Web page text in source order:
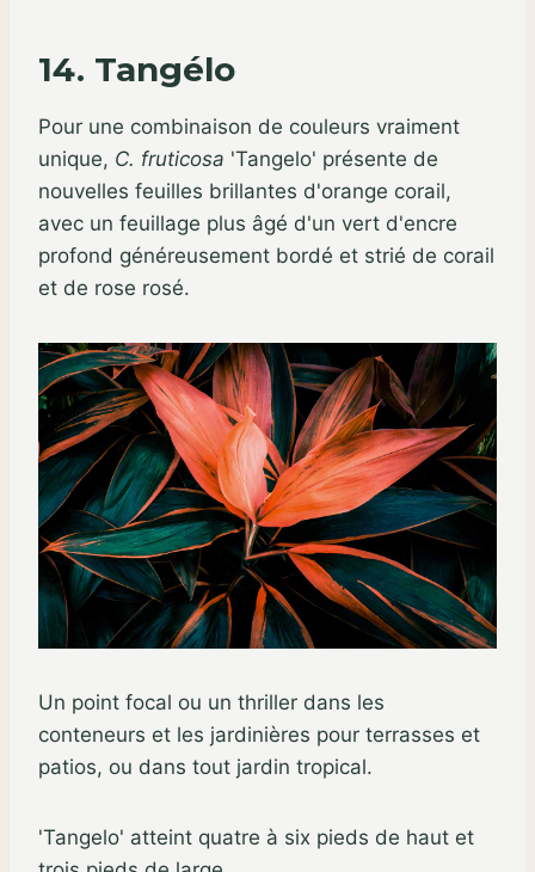
14. Tangélo
Pour une combinaison de couleurs vraiment
unique, C. fruticosa 'Tangelo' présente de
nouvelles feuilles brillantes d'orange corail,
avec un feuillage plus âgé d'un vert d'encre
profond généreusement bordé et strié de corail
et de rose rosé.
Un point focal ou un thriller dans les
conteneurs et les jardinières pour terrasses et
patios, ou dans tout jardin tropical.
'Tangelo' atteint quatre à six pieds de haut et